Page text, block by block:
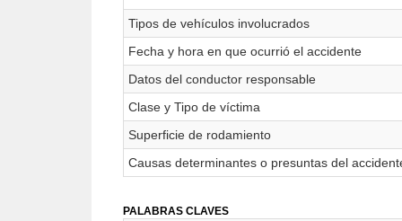
Tipos de vehículos involucrados
Fecha y hora en que ocurrió el accidente
Datos del conductor responsable
Clase y Tipo de víctima
Superficie de rodamiento
Causas determinantes o presuntas del
PALABRAS CLAVES